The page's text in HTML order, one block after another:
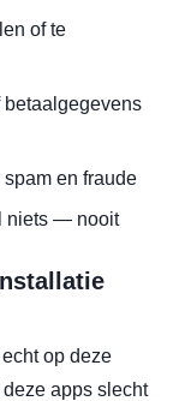
of te
betaalgegevens
en fraude
niets — nooit
op deze
apps slecht